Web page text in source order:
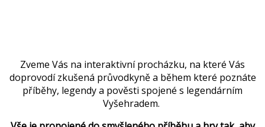
Zveme Vás na interaktivní procházku, na které Vás
doprovodí zkušená průvodkyně a během které poznáte
příběhy, legendy a pověsti spojené s legendárním
Vyšehradem.